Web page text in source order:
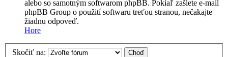
alebo so samotným softwarom phpBB. Pokiaľ zašlete e-mail
phpBB Group o použití softwaru treťou stranou, nečakajte
žiadnu odpoveď.
Hore
Skočiť na: